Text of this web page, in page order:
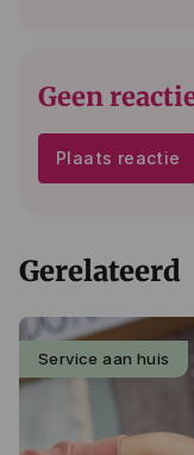
Geen
Plaats reactie
Gerelateerd
Service aan huis